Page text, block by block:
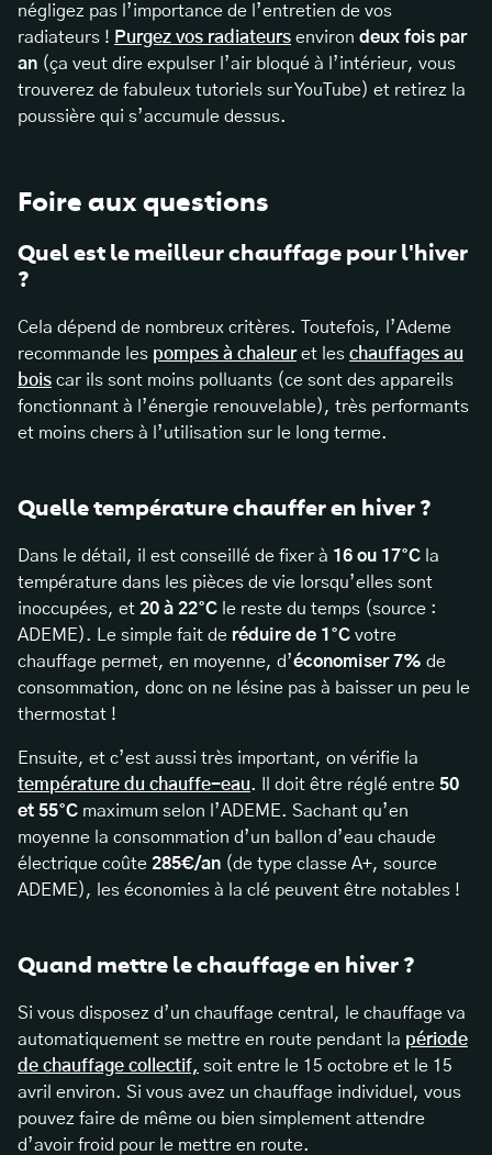
négligez pas l’importance de l’entretien de vos
radiateurs ! Purgez vos radiateurs environ deux fois par
an (ça veut dire expulser l’air bloqué à l’intérieur, vous
trouverez de fabuleux tutoriels sur YouTube) et retirez la
poussière qui s’accumule dessus.
Foire aux questions
Quel est le meilleur chauffage pour l'hiver
?
Cela dépend de nombreux critères. Toutefois, l’Ademe
recommande les pompes à chaleuret les chauffages au
bois car ils sont moins polluants (ce sont des appareils
fonctionnant à l’énergie renouvelable), très performants
et moins chers à l’utilisation sur le long terme.
Quelle température chauffer en hiver ?
Dans le détail, il est conseillé de fixer à 16 ou 17°C la
température dans les pièces de vie lorsqu’elles sont
inoccupées, et 20 à 22°C le reste du temps (source :
ADEME). Le simple fait de réduire de 1°C votre
chauffage permet, en moyenne, d’économiser 7% de
consommation, donc on ne lésine pas à baisser un peu le
thermostat !
Ensuite, et c’est aussi très important, on vérifie la
température du chauffe-eau. Il doit être réglé entre 50
et 55°C maximum selon l’ADEME. Sachant qu’en
moyenne la consommation d’un ballon d’eau chaude
électrique coûte 285€/an (de type classe A+, source
ADEME), les économies à la clé peuvent être notables !
Quand mettre le chauffage en hiver ?
Si vous disposez d’un chauffage central, le chauffage va
automatiquement se mettre en route pendant la période
de chauffage collectif, soit entre le 15 octobre et le 15
avril environ. Si vous avez un chauffage individuel, vous
pouvez faire de même ou bien simplement attendre
d’avoir froid pour le mettre en route.